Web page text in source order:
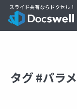
タグ #パラ